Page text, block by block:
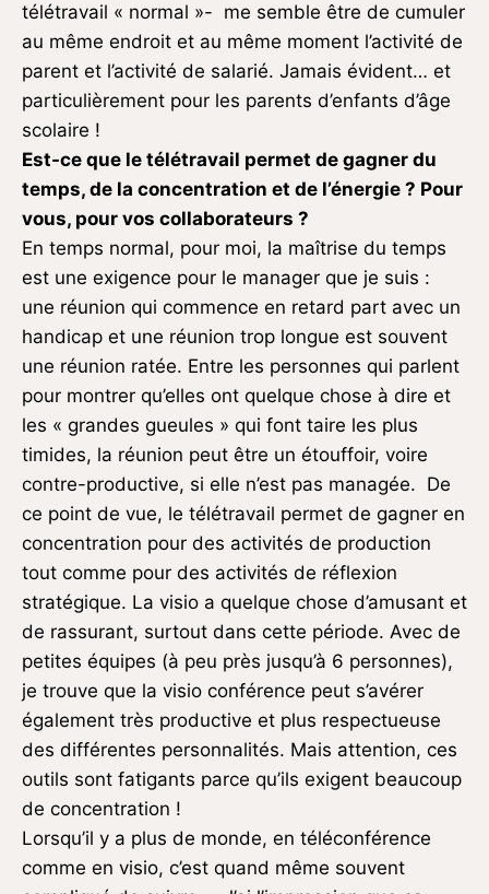
télétravail « normal »- me semble être de cumuler
au même endroit et au même moment l’activité de
parent et l’activité de salarié. Jamais évident… et
particulièrement pour les parents d’enfants d’âge
scolaire !
Est-ce que le télétravail permet de gagner du
temps, de la concentration et de l’énergie ? Pour
vous, pour vos collaborateurs ?
En temps normal, pour moi, la maîtrise du temps
est une exigence pour le manager que je suis :
une réunion qui commence en retard part avec un
handicap et une réunion trop longue est souvent
une réunion ratée. Entre les personnes qui parlent
pour montrer qu’elles ont quelque chose à dire et
les « grandes gueules » qui font taire les plus
timides, la réunion peut être un étouffoir, voire
contre-productive, si elle n’est pas managée. De
ce point de vue, le télétravail permet de gagner en
concentration pour des activités de production
tout comme pour des activités de réflexion
stratégique. La visio a quelque chose d’amusant et
de rassurant, surtout dans cette période. Avec de
petites équipes (à peu près jusqu’à 6 personnes),
je trouve que la visio conférence peut s’avérer
également très productive et plus respectueuse
des différentes personnalités. Mais attention, ces
outils sont fatigants parce qu’ils exigent beaucoup
de concentration !
Lorsqu’il y a plus de monde, en téléconférence
comme en visio, c’est quand même souvent